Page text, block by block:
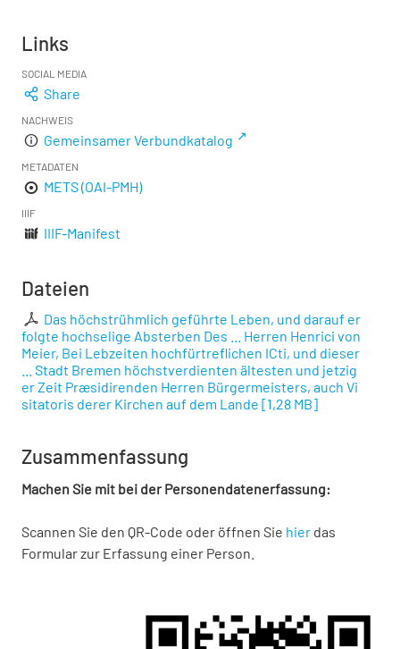
Links
SOCIAL MEDIA
Share
NACHWEIS
Gemeinsamer Verbundkatalog
METADATEN
METS (OAI-PMH)
IIIF
IIIF-Manifest
Dateien
Das höchstrühmlich geführte Leben, und darauf er
folgte hochselige Absterben Des ... Herren Henrici von
Meier, Bei Lebzeiten hochfürtreflichen ICti, und dieser
... Stadt Bremen höchstverdienten ältesten und jetzig
er Zeit Præsidirenden Herren Bürgermeisters, auch Vi
sitatoris derer Kirchen auf dem Lande [1,28 MB]
Zusammenfassung
Machen Sie mit bei der Personendatenerfassung:
Scannen Sie den QR-Code oder öffnen Sie hier das
Formular zur Erfassung einer Person.